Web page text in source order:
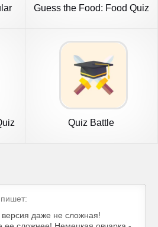
Guess the Food: Food Quiz
Quiz Battle
даже не сложная!